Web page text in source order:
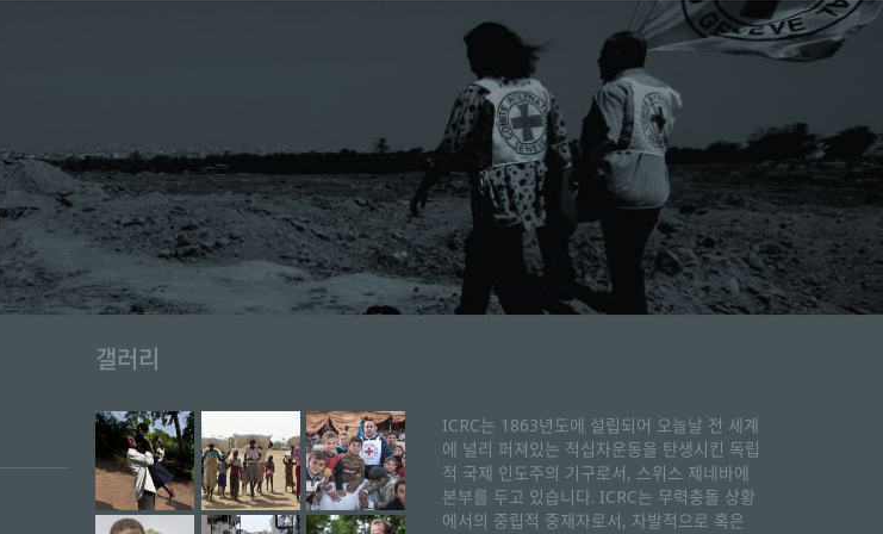
갤러리
ICRC는 1863년도에 설립되어 오늘날 전 세계
에 널리 퍼져있는 적십자운동을 탄생시킨 독립
적 국제 인도주의 기구로서, 스위스 제네바에
본부를 두고 있습니다. ICRC는 무력충돌 상황
에서의 중립적 중재자로서, 자발적으로 혹은